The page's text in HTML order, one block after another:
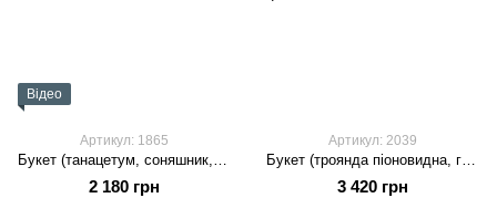
Відео
Артикул: 1865
Букет (танацетум, соняшник, хризантема,розенботл, сетарія, стіфа)
2 180 грн
Артикул: 2039
Букет (троянда піоновидна, гортензія, ілекс, гвоздика, троянда, хризантема, евкаліпт)
3 420 грн